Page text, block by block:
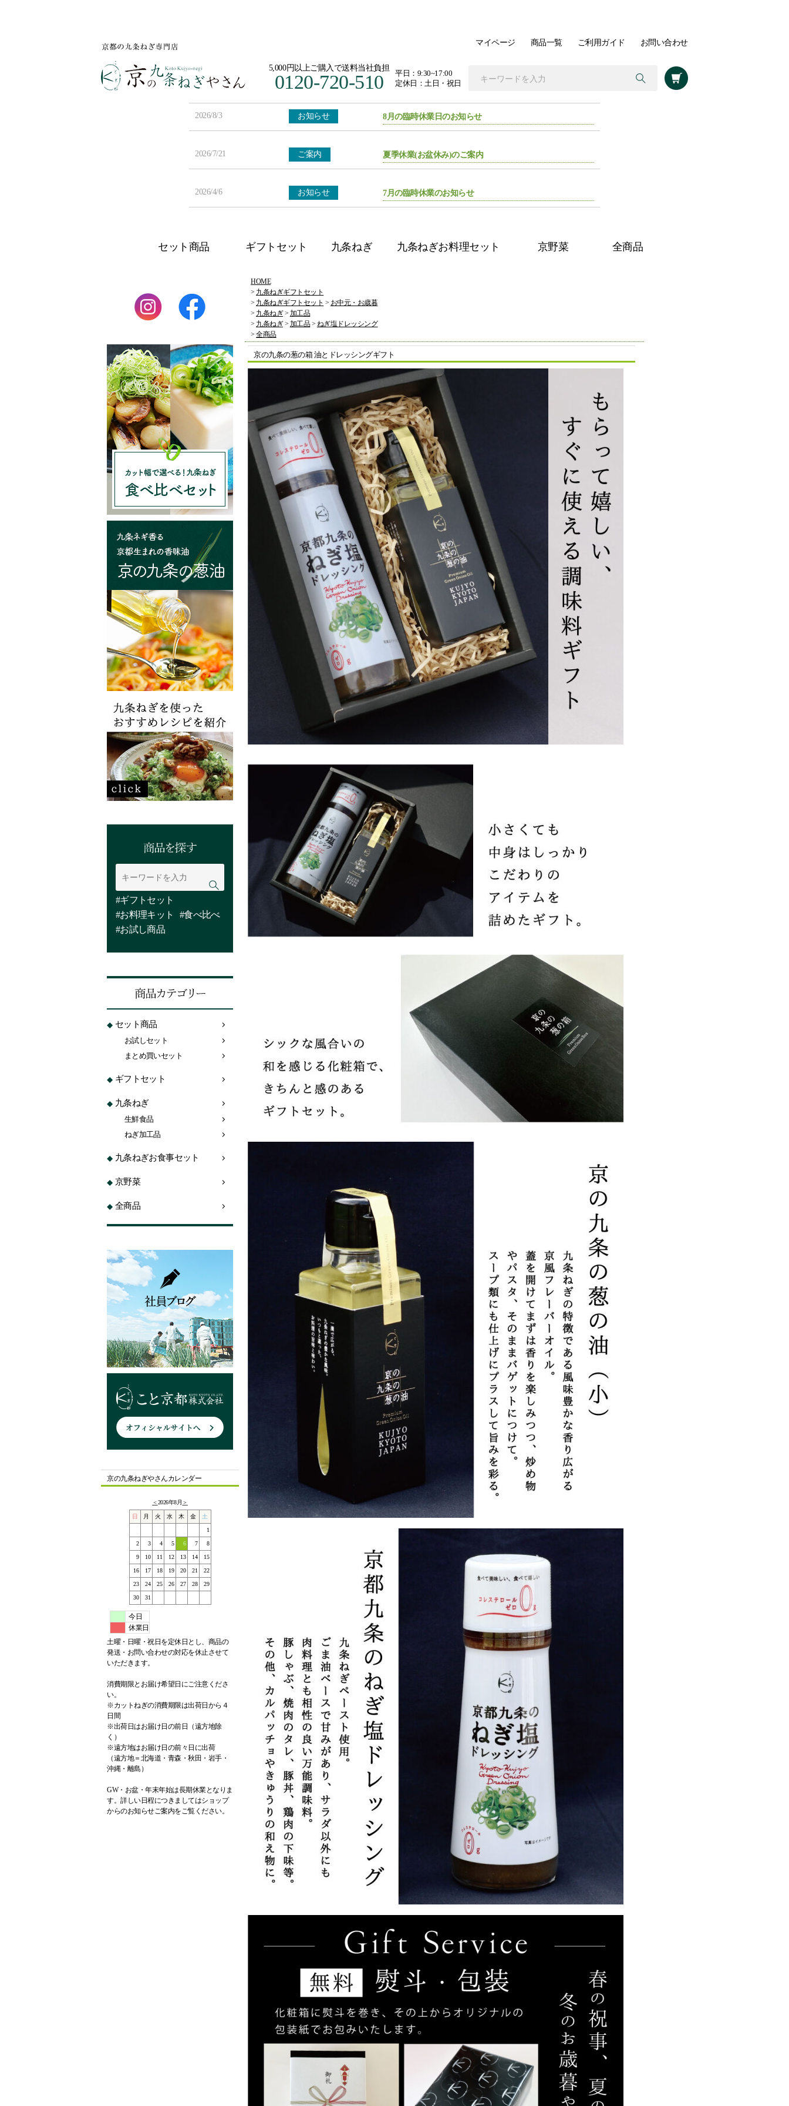
マイページ 商品一覧 ご利用ガイド お問い合わせ
5,000円以上ご購入で送料当社負担
0120-720-510
平日：9:30~17:00
定休日：土日・祝日
2026/8/3 お知らせ 8月の臨時休業日のお知らせ
2026/7/21 ご案内 夏季休業(お盆休み)のご案内
2026/4/6 お知らせ 7月の臨時休業のお知らせ
セット商品 ギフトセット 九条ねぎ 九条ねぎお料理セット 京野菜 全商品
京の九条ねぎやさんカレンダー
＜2026年8月 ＞
日 月 火 水 木 金 土
1
2 3 4 5 6 7 8
9 10 11 12 13 14 15
16 17 18 19 20 21 22
23 24 25 26 27 28 29
30 31
今日
休業日
土曜・日曜・祝日を定休日とし、商品の
発送・お問い合わせの対応を休止させて
いただきます。
消費期限とお届け希望日にご注意くださ
い。
※カットねぎの消費期限は出荷日から４
日間
※出荷日はお届け日の前日（遠方地除
く）
※遠方地はお届け日の前々日に出荷
（遠方地＝北海道・青森・秋田・岩手・
沖縄・離島）
GW・お盆・年末年始は長期休業となりま
す。詳しい日程につきましてはショップ
からのお知らせご案内をご覧ください。
HOME
> 九条ねぎギフトセット
> 九条ねぎギフトセット > お中元・お歳暮
> 九条ねぎ> 加工品
> 九条ねぎ> 加工品> ねぎ塩ドレッシング
>全商品
京の九条の葱の箱 油とドレッシングギフト